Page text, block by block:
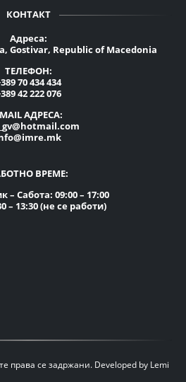
КОНТАКТ
Адреса:
Gostivar, Republic of Macedonia
ТЕЛЕФОН:
70 434 434
42 222 076
АДРЕСА:
ВРЕМЕ:
– Сабота: 09:00 – 17:00
– 13:30 (не се работи)
права се задржани. Developed by Lemi